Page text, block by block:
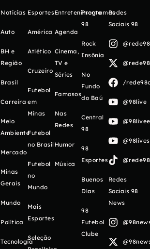
Notícias
Auto
BH e
Região
Brasil
Carreira
Meio
Ambiente
Mercado
Minas
Gerais
Mundo
Política
Tecnologia
Esportes
América
Atlético
Cruzeiro
Futebol
em
Minas
Futebol
no Brasil
Futebol
no
Mundo
Mais
Esportes
Seleção
Entretenimento
Agenda
Cinema,
TV e
Séries
Famosos
Nas
Redes
Humor
Música
Programas
98
Rock
Insônia
No
Fundo
do Baú
Central
98
98
Esportes
Buenos
Días
98
Futebol
Clube
Redes
Sociais 98
/
@98live
Redes
Sociais 98
News